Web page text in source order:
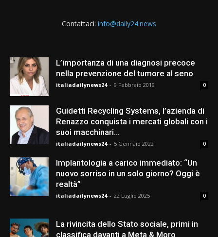
Contattaci: info@daily24.news
L’importanza di una diagnosi precoce
nella prevenzione del tumore al seno
italiadailynews24 - 9 Febbraio 2019 0
Guidetti Recycling Systems, l’azienda di
Renazzo conquista i mercati globali con i
suoi macchinari...
italiadailynews24 - 5 Gennaio 2022 0
Implantologia a carico immediato: “Un
nuovo sorriso in un solo giorno? Oggi è
realtà”
italiadailynews24 - 22 Luglio 2025 0
La rivincita dello Stato sociale, primi in
classifica davanti a Meta & Moro